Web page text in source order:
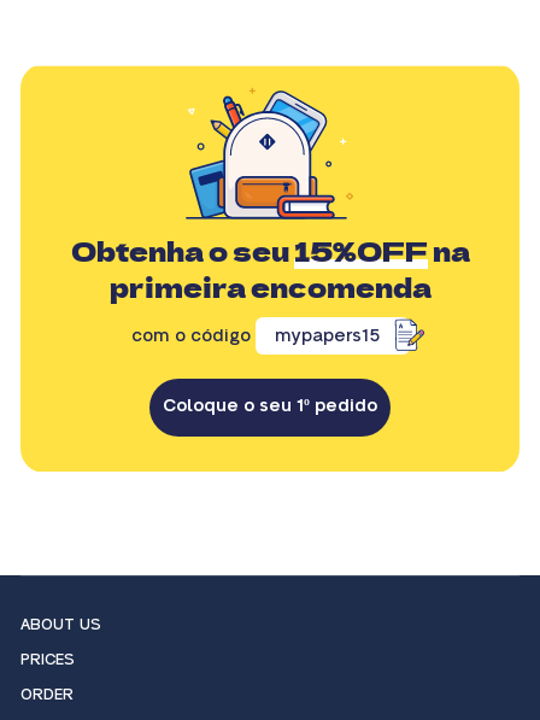
Obtenha o seu15%OFFna
primeira encomenda
com o código mypapers15
Coloque o seu 1º pedido
ABOUT US
PRICES
ORDER